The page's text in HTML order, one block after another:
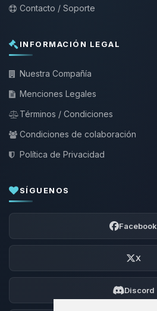
Contacto / Soporte
INFORMACIÓN LEGAL
Nuestra Compañía
Menciones Legales
Términos / Condiciones
Condiciones de colaboración
Política de Privacidad
SÍGUENOS
Facebook
X
Discord